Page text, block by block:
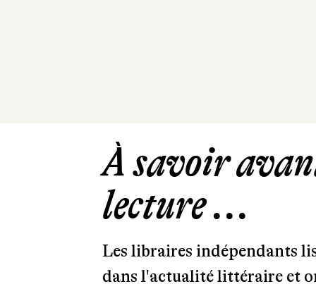
À savoir
lecture ...
Les libraires indépendants
dans l'actualité littéraire et